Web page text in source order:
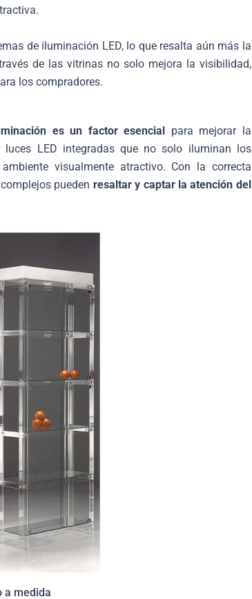
de iluminación LED, lo que resalta aún más la
de las vitrinas no solo mejora la visibilidad,
los compradores.
es un factor esencial
para mejorar la
luces LED integradas que no solo iluminan los
visualmente atractivo. Con la correcta
pueden resaltar y captar la atención del
a medida